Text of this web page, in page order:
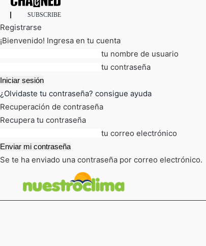
SUBSCRIBE
Registrarse
¡Bienvenido! Ingresa en tu cuenta
tu nombre de usuario
tu contraseña
¿Olvidaste tu contraseña? consigue ayuda
Recuperación de contraseña
Recupera tu contraseña
tu correo electrónico
Se te ha enviado una contraseña por correo electrónico.